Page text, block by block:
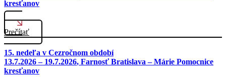
kresťanov
Prečítať
15. nedeľa v Cezročnom období
13.7.2026 – 19.7.2026, Farnosť Bratislava – Márie Pomocnice
kresťanov